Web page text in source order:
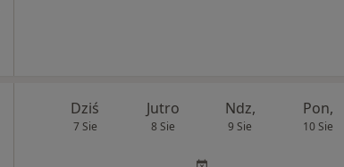
Dziś
7 Sie
Jutro
8 Sie
Ndz,
9 Sie
Pon,
10 Sie